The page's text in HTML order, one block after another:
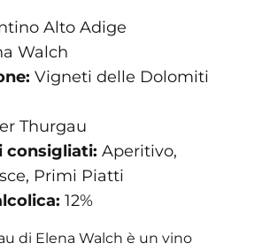
Alto Adige
Walch
Vigneti delle Dolomiti
Thurgau
consigliati: Aperitivo,
Primi Piatti
12%
di Elena Walch è un vino